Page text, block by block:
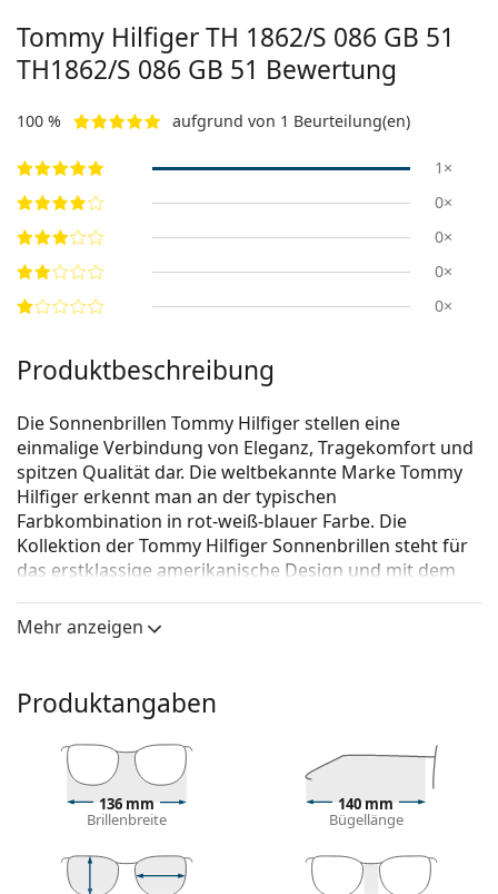
Tommy Hilfiger TH 1862/S 086 GB 51
TH1862/S 086 GB 51 Bewertung
100 % aufgrund von 1 Beurteilung(en)
1×
0×
0×
0×
0×
Produktbeschreibung
Die Sonnenbrillen Tommy Hilfiger stellen eine
einmalige Verbindung von Eleganz, Tragekomfort und
spitzen Qualität dar. Die weltbekannte Marke Tommy
Hilfiger erkennt man an der typischen
Farbkombination in rot-weiß-blauer Farbe. Die
Kollektion der Tommy Hilfiger Sonnenbrillen steht für
das erstklassige amerikanische Design und mit dem
Tommy Hilfiger TH 1862/S 086 GB 51
Mit der virtuellen Anprobefunktion von Lentiamo
können Sie herausfinden, wie Sie mit dieser
Sonnenbrille aussehen.
Brillenfassung
Die braune Farbe des Rahmens passt perfekt zu
schwarzem oder dunkelblondem Haar.
Quadratische Sonnenbrillenfassungen
sind eine
Mehr anzeigen
Produktangaben
136 mm
Brillenbreite
140 mm
Bügellänge